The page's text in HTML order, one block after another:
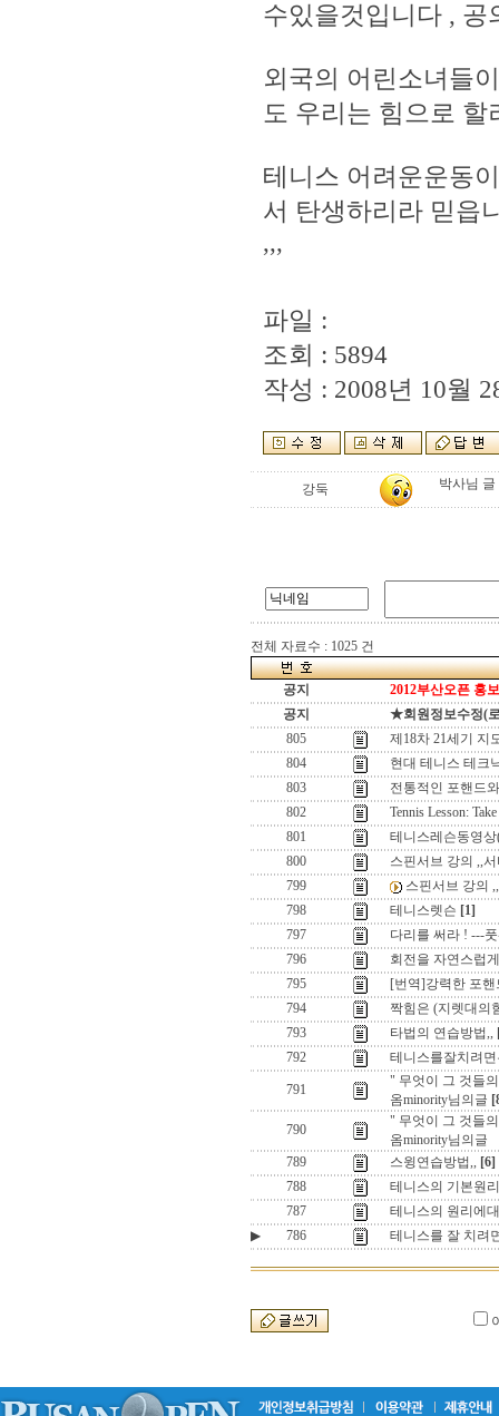
수있을것입니다 ,
외국의 어린소녀들
도 우리는 힘으로 할
테니스 어려운운동
서 탄생하리라 믿읍
,,,
파일 :
조회 : 5894
작성 : 2008년 10월
강둑 박사님
전체 자료수 : 1025 건
공지
2012부산오픈 홍
공지
★회원정보수정(
805
제18차 21세기 지
804
현대 테니스 테크
803
전통적인 포핸드
802
Tennis Lesson:
801
테니스레슨동영
800
스핀서브 강의 ,,
799
스핀서브 강의
798
테니스렛슨 [1]
797
다리를 써라 ! ---
796
회전을 자연스럽
795
[번역]강력한 포핸
794
짝힘은 (지렛대의
793
타법의 연습방법,,
792
테니스를잘치려
791
" 무엇이 그 것들
옴minority님의글
790
" 무엇이 그 것들
옴minority님의글
789
스윙연습방법,, [6]
788
테니스의 기본원
787
테니스의 원리에
▶
786 테니스를 잘 치려